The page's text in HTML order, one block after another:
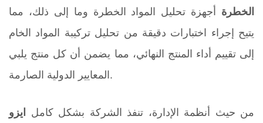
الخطرة أجهزة تحليل المواد الخطرة وما إلى ذلك، مما
يتيح إجراء اختبارات دقيقة من تحليل تركيبة المواد الخام
إلى تقييم أداء المنتج النهائي، مما يضمن أن كل منتج يلبي
المعايير الدولية الصارمة.
من حيث أنظمة الإدارة، تنفذ الشركة بشكل كامل
ايزو